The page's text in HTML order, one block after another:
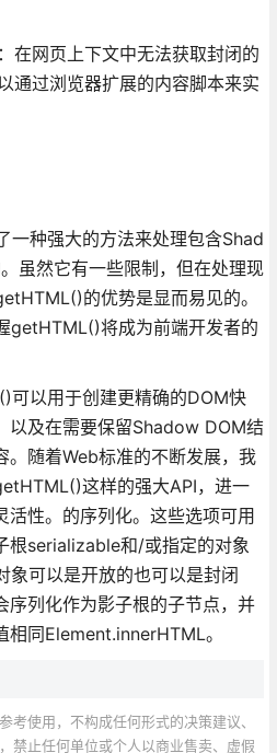
在网页上下文中无法获取封闭的
通过浏览器扩展的内容脚本来实
一种强大的方法来处理包含Shad
虽然它有一些限制，但在处理现
的优势是显而易见的。
getHTML()将成为前端开发者的
可以用于创建更精确的DOM快
以及在需要保留Shadow DOM结
。随着Web标准的不断发展，我
这样的强大API，进一
活性。的序列化。这些选项可用
根serializable和/或指定的对象
可以是开放的也可以是封闭
序列化作为影子根的子节点，并
相同Element.innerHTML。
考使用，不构成任何形式的决策建议、
禁止任何单位或个人以商业售卖、虚假